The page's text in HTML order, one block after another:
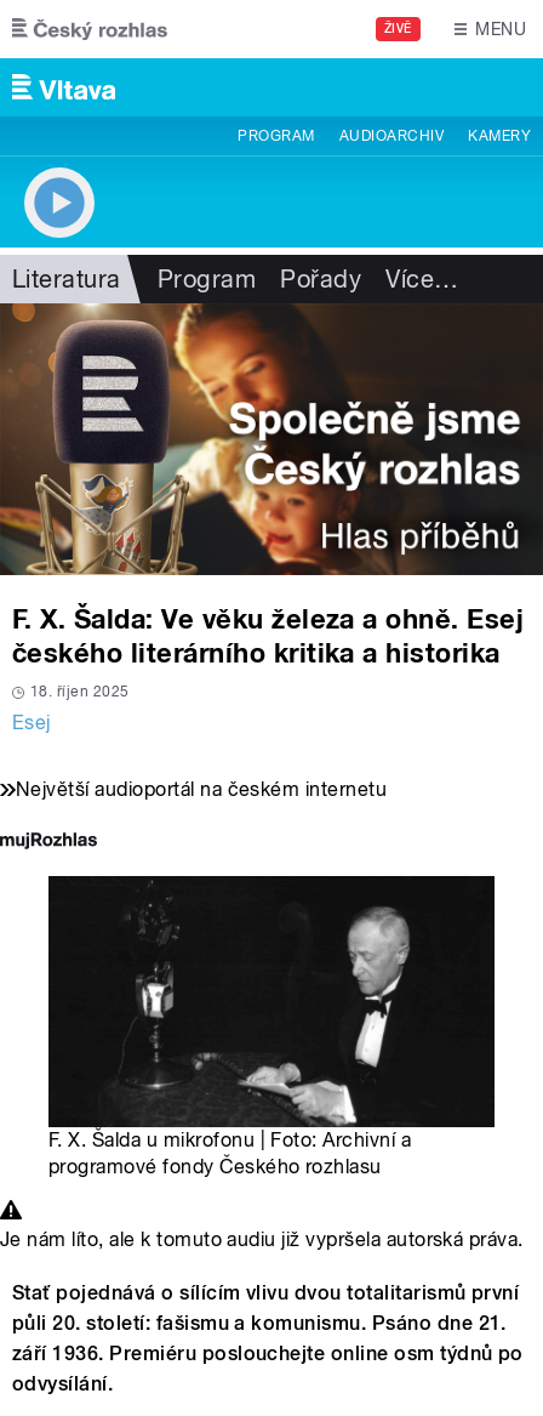
Přejít k hlavnímu obsahu
ŽIVĚ MENU
PROGRAM AUDIOARCHIV KAMERY
Literatura Program Pořady Více…
F. X. Šalda: Ve věku železa a ohně. Esej
českého literárního kritika a historika
18. říjen 2025
Esej
Největší audioportál na českém internetu
F. X. Šalda u mikrofonu | Foto: Archivní a
programové fondy Českého rozhlasu
Je nám líto, ale k tomuto audiu již vypršela autorská práva.
Stať pojednává o sílícím vlivu dvou totalitarismů první
půli 20. století: fašismu a komunismu. Psáno dne 21.
září 1936. Premiéru poslouchejte online osm týdnů po
odvysílání.